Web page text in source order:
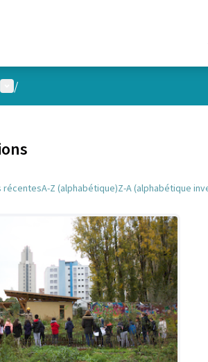
Menu utilisateur
/
récentesA-Z (alphabétique)Z-A (alphabétique